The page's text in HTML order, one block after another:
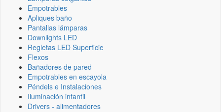
Empotrables
Apliques baño
Pantallas lámparas
Downlights LED
Regletas LED Superficie
Flexos
Bañadores de pared
Empotrables en escayola
Péndels e Instalaciones
Iluminación infantil
Drivers - alimentadores